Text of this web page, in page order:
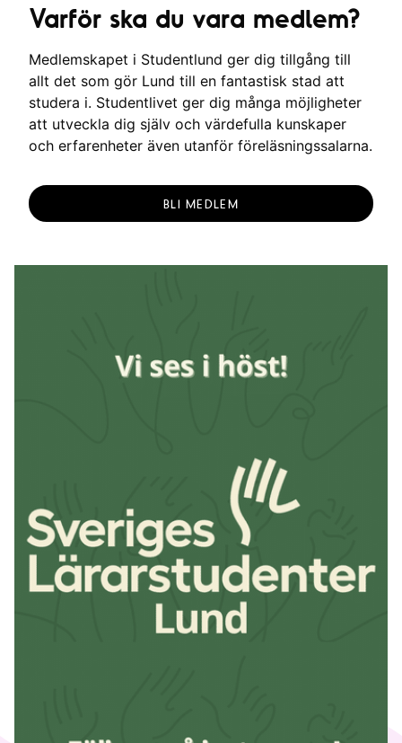
Varför ska du vara medlem?
Medlemskapet i Studentlund ger dig tillgång till
allt det som gör Lund till en fantastisk stad att
studera i. Studentlivet ger dig många möjligheter
att utveckla dig själv och värdefulla kunskaper
och erfarenheter även utanför föreläsningssalarna.
BLI MEDLEM